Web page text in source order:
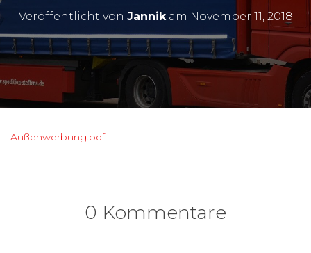
M
S
C
A
L
E
Veröffentlicht von Jannikam November 11, 2018
Außenwerbung.pdf
0 Kommentare